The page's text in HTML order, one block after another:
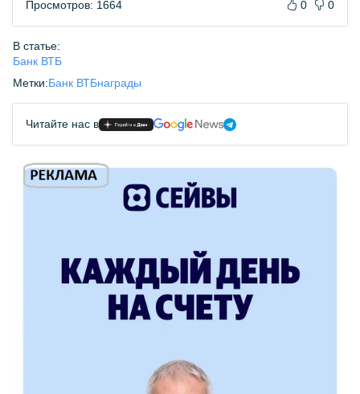
Просмотров: 1664 0 0
В статье:
Банк ВТБ
Метки:Банк ВТБнаграды
Читайте нас в